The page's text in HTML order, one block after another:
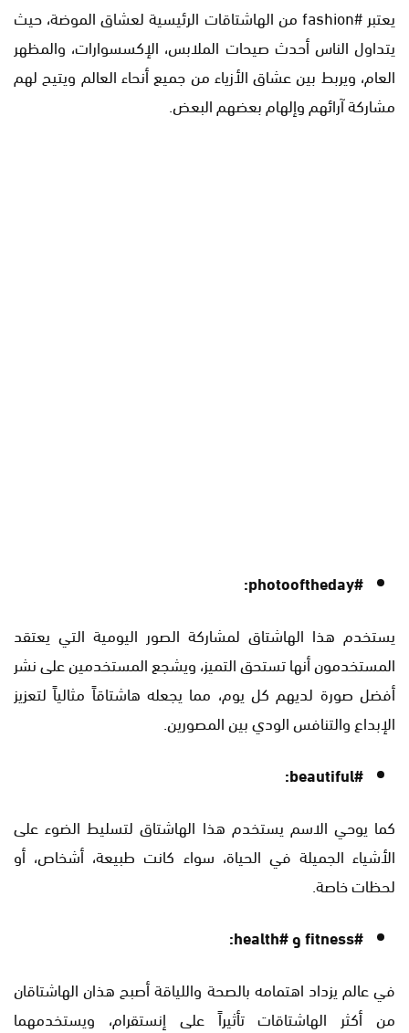
يعتبر #fashion من الهاشتاقات الرئيسية لعشاق الموضة، حيث
يتداول الناس أحدث صيحات الملابس، الإكسسوارات، والمظهر
العام، ويربط بين عشاق الأزياء من جميع أنحاء العالم ويتيح لهم
مشاركة آرائهم وإلهام بعضهم البعض.
#photooftheday:
يستخدم هذا الهاشتاق لمشاركة الصور اليومية التي يعتقد
المستخدمون أنها تستحق التميز، ويشجع المستخدمين على نشر
أفضل صورة لديهم كل يوم، مما يجعله هاشتاقاً مثالياً لتعزيز
الإبداع والتنافس الودي بين المصورين.
#beautiful:
كما يوحي الاسم يستخدم هذا الهاشتاق لتسليط الضوء على
الأشياء الجميلة في الحياة، سواء كانت طبيعة، أشخاص، أو
لحظات خاصة.
#fitness و #health:
في عالم يزداد اهتمامه بالصحة واللياقة أصبح هذان الهاشتاقان
من أكثر الهاشتاقات تأثيراً على إنستقرام، ويستخدمهما